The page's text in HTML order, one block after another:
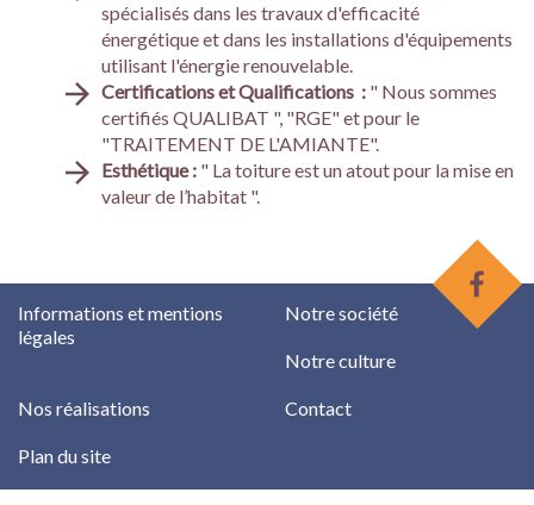
spécialisés dans les travaux d'efficacité
énergétique et dans les installations d'équipements
utilisant l'énergie renouvelable.
Certifications et Qualifications : " Nous sommes
certifiés QUALIBAT ", "RGE" et pour le
"TRAITEMENT DE L'AMIANTE".
Esthétique : " La toiture est un atout pour la mise en
valeur de l’habitat ".
Informations et mentions
légales
Notre société
Notre culture
Nos réalisations Contact
Plan du site